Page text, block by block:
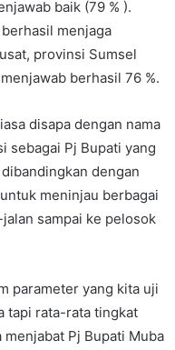
baik (79 % ).
menjaga
provinsi Sumsel
berhasil 76 %.
disapa dengan nama
sebagai Pj Bupati yang
dengan
meninjau berbagai
sampai ke pelosok
parameter yang kita uji
tapi rata-rata tingkat
Pj Bupati Muba